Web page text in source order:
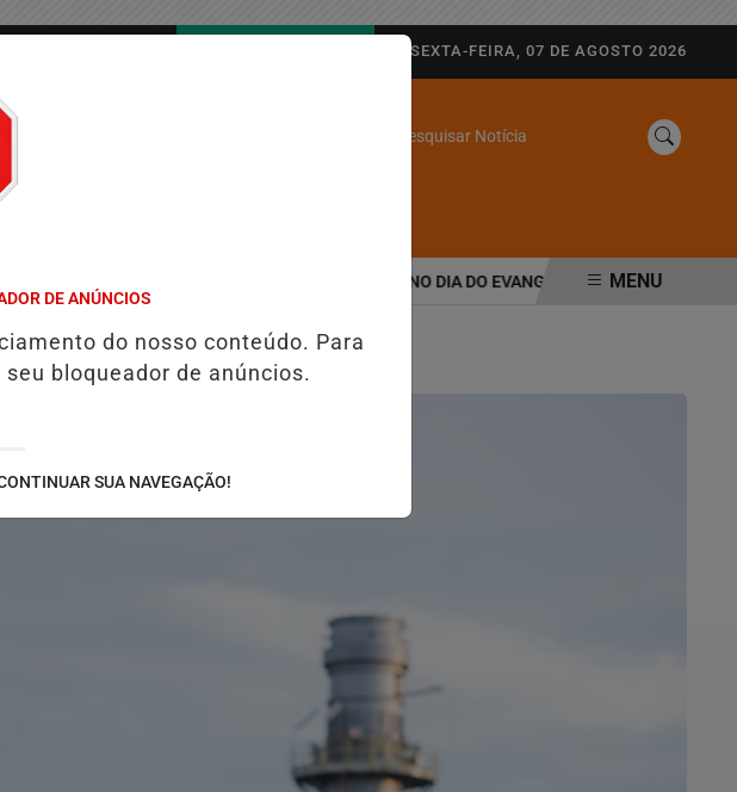
SEXTA-FEIRA, 07 DE AGOSTO 2026
Pesquisar Notícia
LEGAIS
PÚBLICA ALINE BARROS É CONFIRMADA NO DIA DO EVANGÉLICO EM JEQUIÉ E REFORÇA
MENU
DE ANÚNCIOS
do nosso conteúdo. Para
bloqueador de anúncios.
SUA NAVEGAÇÃO!